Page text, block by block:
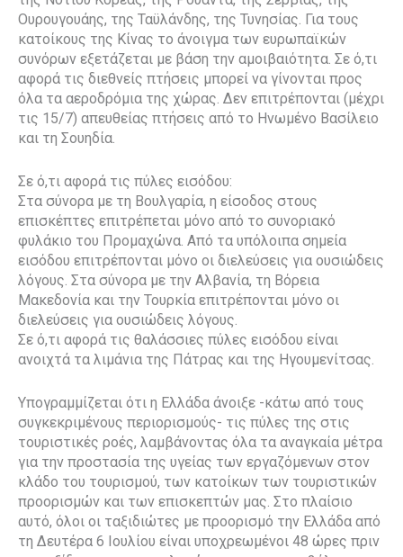
Ουρουγουάης, της Ταϋλάνδης, της Τυνησίας. Για τους
κατοίκους της Κίνας το άνοιγμα των ευρωπαϊκών
συνόρων εξετάζεται με βάση την αμοιβαιότητα. Σε ό,τι
αφορά τις διεθνείς πτήσεις μπορεί να γίνονται προς
όλα τα αεροδρόμια της χώρας. Δεν επιτρέπονται (μέχρι
τις 15/7) απευθείας πτήσεις από το Ηνωμένο Βασίλειο
και τη Σουηδία.
Σε ό,τι αφορά τις πύλες εισόδου:
Στα σύνορα με τη Βουλγαρία, η είσοδος στους
επισκέπτες επιτρέπεται μόνο από το συνοριακό
φυλάκιο του Προμαχώνα. Από τα υπόλοιπα σημεία
εισόδου επιτρέπονται μόνο οι διελεύσεις για ουσιώδεις
λόγους. Στα σύνορα με την Αλβανία, τη Βόρεια
Μακεδονία και την Τουρκία επιτρέπονται μόνο οι
διελεύσεις για ουσιώδεις λόγους.
Σε ό,τι αφορά τις θαλάσσιες πύλες εισόδου είναι
ανοιχτά τα λιμάνια της Πάτρας και της Ηγουμενίτσας.
Υπογραμμίζεται ότι η Ελλάδα άνοιξε -κάτω από τους
συγκεκριμένους περιορισμούς- τις πύλες της στις
τουριστικές ροές, λαμβάνοντας όλα τα αναγκαία μέτρα
για την προστασία της υγείας των εργαζόμενων στον
κλάδο του τουρισμού, των κατοίκων των τουριστικών
προορισμών και των επισκεπτών μας. Στο πλαίσιο
αυτό, όλοι οι ταξιδιώτες με προορισμό την Ελλάδα από
τη Δευτέρα 6 Ιουλίου είναι υποχρεωμένοι 48 ώρες πριν